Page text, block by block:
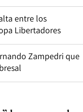
entre los
Libertadores
Zampedri que